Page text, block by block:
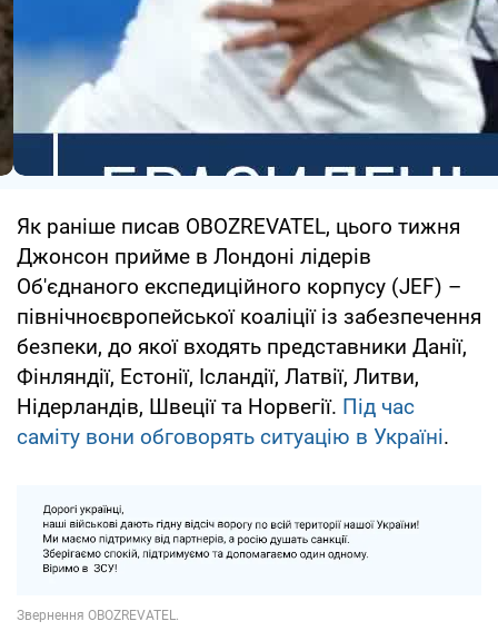
Як раніше писав OBOZREVATEL, цього тижня
Джонсон прийме в Лондоні лідерів
Об'єднаного експедиційного корпусу (JEF) –
північноєвропейської коаліції із забезпечення
безпеки, до якої входять представники Данії,
Фінляндії, Естонії, Ісландії, Латвії, Литви,
Нідерландів, Швеції та Норвегії. Під час
саміту вони обговорять ситуацію в Україні.